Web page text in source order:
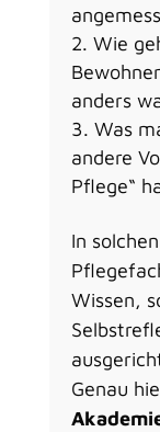
Wie
anders
Was
andere
Pflege“
In
Wissen,
Genau